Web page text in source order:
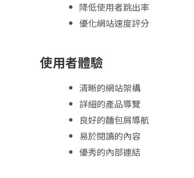
降低使用者跳出率
優化網站速度評分
使用者體驗
清晰的網站架構
詳細的產品導覽
良好的麵包屑導航
易於閱讀的內容
優秀的內部連結